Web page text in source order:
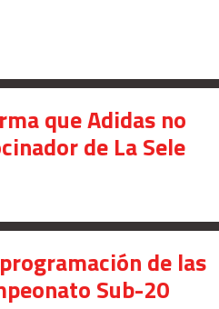
que Adidas no
de La Sele
de las
Sub-20